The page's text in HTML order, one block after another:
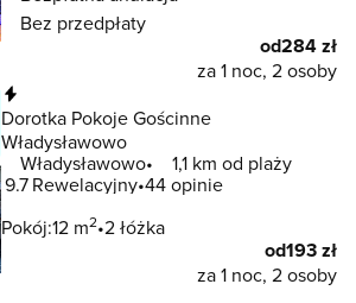
Bez przedpłaty
od284 zł
za 1 noc, 2 osoby
Dorotka Pokoje Gościnne
Władysławowo
Władysławowo
1,1 km od plaży
9.7Rewelacyjny 44 opinie
Pokój:12 m2 2 łóżka
od193 zł
za 1 noc, 2 osoby